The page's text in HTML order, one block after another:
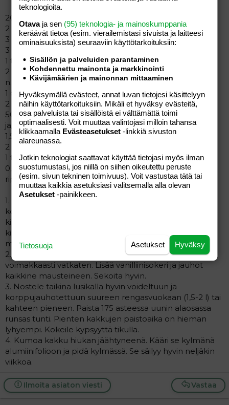
200 gr voita tai margariinia
2 dl sokeria
3 munaa
3 dl vehnäjauhoja
1 tl vanilliinisokeria
2 tl leivinjauhetta
n. 20 kpl punaisia ja vihreitä kirsikoita
1 dl rusinoita
2 rkl konjakkia tai madeiraa
50-65 gr sukaatteja ja/tai kuivattuja hedelmäpaloja
ja/tai pilkottuja marmeladikaramellejä
1,5 dl manteli- tai pähkinärouhetta
2 riviä rouhittua taloussuklaata
1 tl kardemummaa
0,5 tl kanelia
ripaus jauhettua inkivääriä ja pomeranssinkuorta
1. Sekoittele rusinat ja hedelmäpalat maustumaan
konjakkiin muutamaksi tunniksi tai yön yli. Paloittele
kirsikat. Sekoita vehnäjauhoihin leivinjauhe, rusinat,
kirsikat, hedelmät ja mantelirouhe sekä suklaa ja
mausteet.
2. Vaahdota rasva ja sokeri. Lisää munat yksitellen välillä
voimakkaasti vatkaten. Lisää vanilliinisokeri ja jauhot
kaikkine mausteineen. Sekoita hyvin.
3. Nostele taikina lusikalla hyvin voideltuun ja
korppujauhotettuun suureen rengasvuokaan (1,5-2 l) tai
kahteen pieneen. Paista 175 asteessa uunin alaosassa
runsas tunti. Pienten kakkujen paistoaika on hieman
lyhyempi. Kokeile kypsyyttä tikulla.
4. Kumoa kakku hiukan jäähtyneenä. Kääri se kylmänä
alumiinifolioon ja pidä kylmässä. Se säilyy hyvin neljäkin
viikkoa.
Vastaa
Ilmoita asiaton viesti
teknologioita.
Otavaja sen (95) teknologia- ja mainoskumppania
keräävät tietoa (esim. vierailemis­tasi sivuista ja laitteesi
ominaisuuk­sista) seuraaviin käyttötarkoituksiin:
Sisällön ja palveluiden parantaminen
Kohdennettu mainonta ja markkinointi
Kävijämäärien ja mainonnan mittaaminen
Hyväksymällä evästeet, annat luvan tietojesi käsittelyyn
näihin käyttötarkoituksiin. Mikäli et hyväksy evästeitä,
osa palveluista tai sisällöistä ei välttämättä toimi
optimaalisesti. Voit muuttaa valintojasi milloin tahansa
klikkaamalla Evästeasetukset -linkkiä sivuston
alareunassa.
Jotkin teknologiat saattavat käyttää tietojasi myös ilman
suostumustasi, jos niillä on siihen oikeutettu peruste
(esim. sivun tekninen toimivuus). Voit vastustaa tätä tai
muuttaa kaikkia asetuksiasi valitsemalla alla olevan
Asetukset -painikkeen.
Hyväksy
Asetukset
Tietosuoja